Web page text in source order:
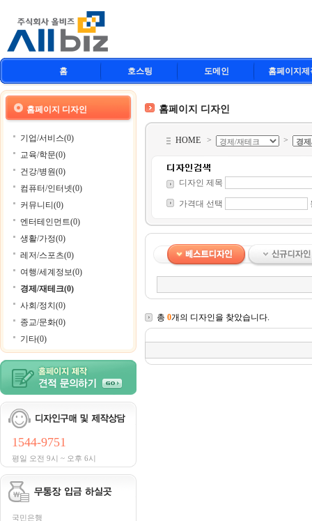
홈 호스팅 도메인 홈페이지제
홈페이지 디자인
기업/서비스(0)
교육/학문(0)
건강/병원(0)
컴퓨터/인터넷(0)
커뮤니티(0)
엔터테인먼트(0)
생활/가정(0)
레저/스포츠(0)
여행/세계정보(0)
경제/재테크(0)
사회/정치(0)
종교/문화(0)
기타(0)
1544-9751
평일 오전 9시 ~ 오후 6시
국민은행
홈페이지 디자인
HOME > >
디자인 제목
가격대 선택
총 0개의 디자인을 찾았습니다.